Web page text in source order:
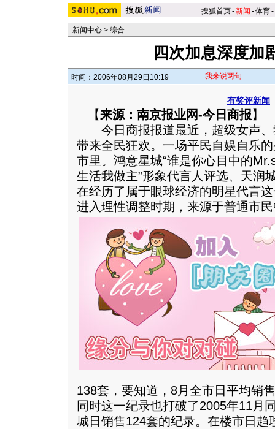
搜狐首页-新闻 -体育-
新闻中心 > 综合
四次加息深度加
时间：2006年08月29日10:19 我来说两句
有奖评新闻
【来源：南京报业网-今日商报】
今日商报报道最近，超级女声
带来全民狂欢。一场平民自娱自乐
市里。鸿意星城“谁是你心目中的
生活我做主”形象代言人评选、天
在经历了属于眼球经济的明星代言
进入理性调整时期，来源于普通市
138套，要知道，8月全市日平均销
同时这一纪录也打破了2005年11月
城日销售124套的纪录。在楼市日趋